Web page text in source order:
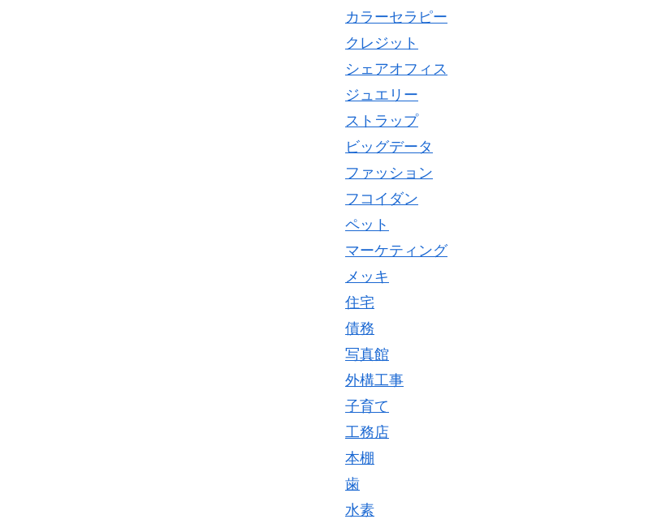
カラーセラピー
クレジット
シェアオフィス
ジュエリー
ストラップ
ビッグデータ
ファッション
フコイダン
ペット
マーケティング
メッキ
住宅
債務
写真館
外構工事
子育て
工務店
本棚
歯
水素